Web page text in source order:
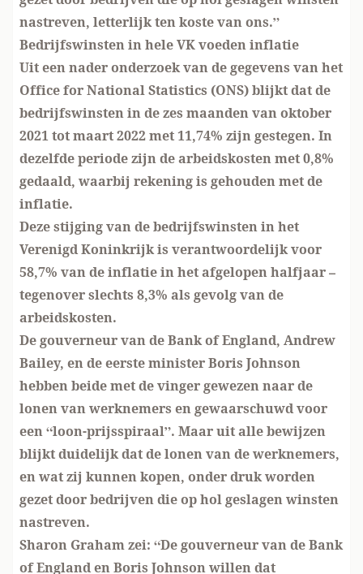
nastreven, letterlijk ten koste van ons.”
Bedrijfswinsten in hele VK voeden inflatie
Uit een nader onderzoek van de gegevens van het
Office for National Statistics (ONS) blijkt dat de
bedrijfswinsten in de zes maanden van oktober
2021 tot maart 2022 met 11,74% zijn gestegen. In
dezelfde periode zijn de arbeidskosten met 0,8%
gedaald, waarbij rekening is gehouden met de
inflatie.
Deze stijging van de bedrijfswinsten in het
Verenigd Koninkrijk is verantwoordelijk voor
58,7% van de inflatie in het afgelopen halfjaar –
tegenover slechts 8,3% als gevolg van de
arbeidskosten.
De gouverneur van de Bank of England, Andrew
Bailey, en de eerste minister Boris Johnson
hebben beide met de vinger gewezen naar de
lonen van werknemers en gewaarschuwd voor
een “loon-prijsspiraal”. Maar uit alle bewijzen
blijkt duidelijk dat de lonen van de werknemers,
en wat zij kunnen kopen, onder druk worden
gezet door bedrijven die op hol geslagen winsten
nastreven.
Sharon Graham zei: “De gouverneur van de Bank
of England en Boris Johnson willen dat